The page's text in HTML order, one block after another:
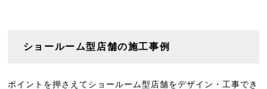
ショールーム型店舗の施工事例
ポイントを押さえてショールーム型店舗をデザイン・工事でき